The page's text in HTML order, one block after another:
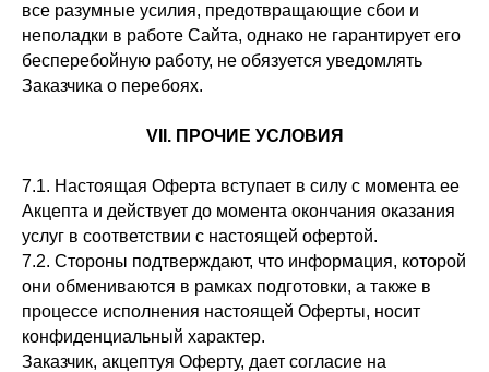
все разумные усилия, предотвращающие сбои и
неполадки в работе Сайта, однако не гарантирует его
бесперебойную работу, не обязуется уведомлять
Заказчика о перебоях.
VII. ПРОЧИЕ УСЛОВИЯ
7.1. Настоящая Оферта вступает в силу с момента ее
Акцепта и действует до момента окончания оказания
услуг в соответствии с настоящей офертой.
7.2. Стороны подтверждают, что информация, которой
они обмениваются в рамках подготовки, а также в
процессе исполнения настоящей Оферты, носит
конфиденциальный характер.
Заказчик, акцептуя Оферту, дает согласие на